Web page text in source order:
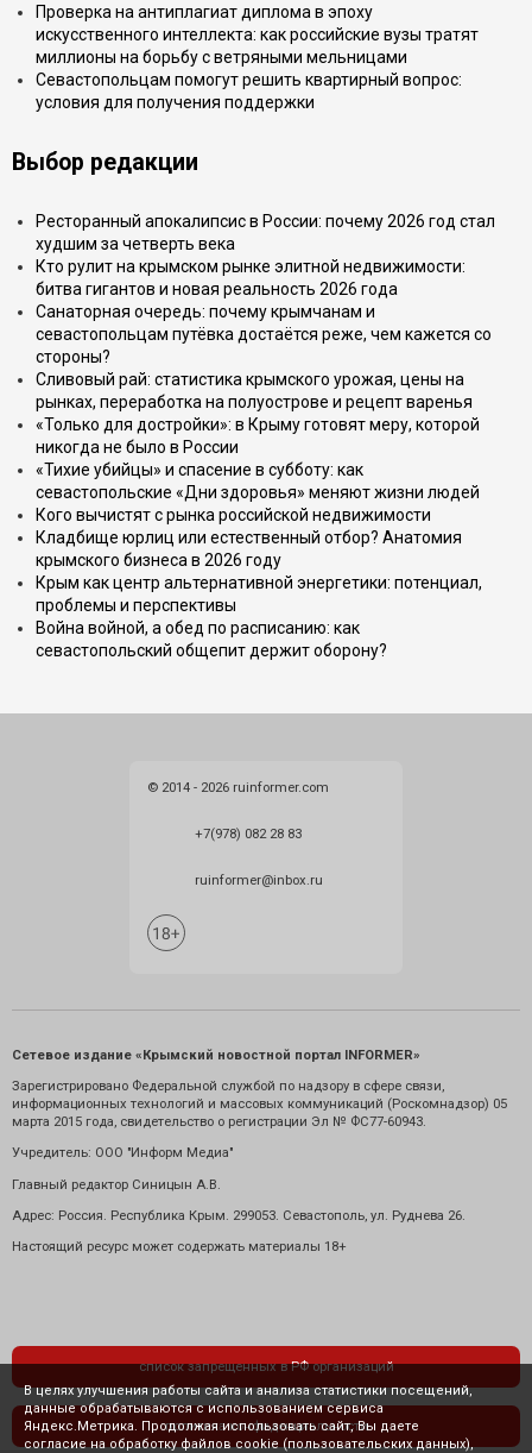
Проверка на антиплагиат диплома в эпоху
искусственного интеллекта: как российские вузы тратят
миллионы на борьбу с ветряными мельницами
Севастопольцам помогут решить квартирный вопрос:
условия для получения поддержки
Выбор редакции
Ресторанный апокалипсис в России: почему 2026 год стал
худшим за четверть века
Кто рулит на крымском рынке элитной недвижимости:
битва гигантов и новая реальность 2026 года
Санаторная очередь: почему крымчанам и
севастопольцам путёвка достаётся реже, чем кажется со
стороны?
Сливовый рай: статистика крымского урожая, цены на
рынках, переработка на полуострове и рецепт варенья
«Только для достройки»: в Крыму готовят меру, которой
никогда не было в России
«Тихие убийцы» и спасение в субботу: как
севастопольские «Дни здоровья» меняют жизни людей
Кого вычистят с рынка российской недвижимости
Кладбище юрлиц или естественный отбор? Анатомия
крымского бизнеса в 2026 году
Крым как центр альтернативной энергетики: потенциал,
проблемы и перспективы
Война войной, а обед по расписанию: как
севастопольский общепит держит оборону?
© 2014 - 2026 ruinformer.com
+7(978) 082 28 83
ruinformer@inbox.ru
Сетевое издание «Крымский новостной портал INFORMER»
Зарегистрировано Федеральной службой по надзору в сфере связи,
информационных технологий и массовых коммуникаций (Роскомнадзор) 05
марта 2015 года, свидетельство о регистрации Эл № ФС77-60943.
Учредитель: ООО "Информ Медиа"
Главный редактор Синицын А.В.
Адрес: Россия. Республика Крым. 299053. Севастополь, ул. Руднева 26.
Настоящий ресурс может содержать материалы 18+
список запрещенных в РФ организаций
политика конфиденциальности
В целях улучшения работы сайта и анализа статистики посещений,
данные обрабатываются с использованием сервиса
Яндекс.Метрика. Продолжая использовать сайт, Вы даете
согласие на обработку файлов cookie (пользовательских данных),